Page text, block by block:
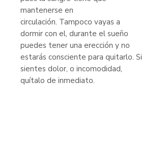
mantenerse en
circulación. Tampoco vayas a
dormir con el, durante el sueño
puedes tener una erección y no
estarás consciente para quitarlo. Si
sientes dolor, o incomodidad,
quítalo de inmediato.